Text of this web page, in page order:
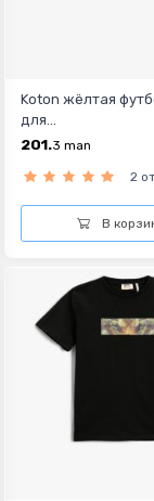
Koton жёлтая
для...
201.3 man
2
В